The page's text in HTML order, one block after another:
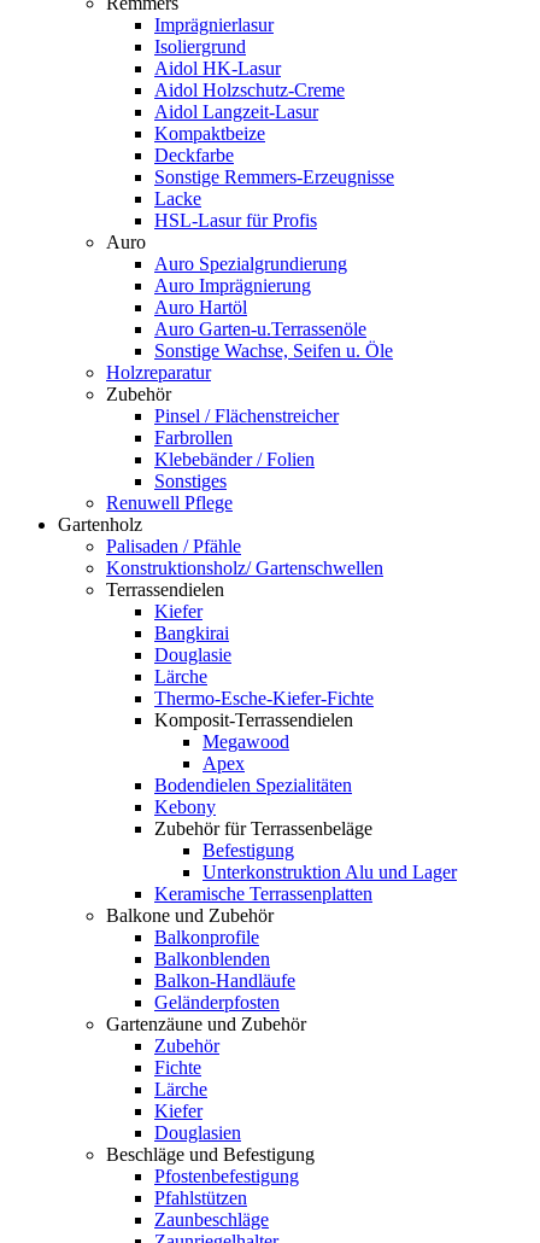
Imprägnierlasur
Isoliergrund
Aidol HK-Lasur
Aidol Holzschutz-Creme
Aidol Langzeit-Lasur
Kompaktbeize
Deckfarbe
Sonstige Remmers-Erzeugnisse
Lacke
HSL-Lasur für Profis
Auro
Auro Spezialgrundierung
Auro Imprägnierung
Auro Hartöl
Auro Garten-u.Terrassenöle
Sonstige Wachse, Seifen u. Öle
Holzreparatur
Zubehör
Pinsel / Flächenstreicher
Farbrollen
Klebebänder / Folien
Sonstiges
Renuwell Pflege
Gartenholz
Palisaden / Pfähle
Konstruktionsholz/ Gartenschwellen
Terrassendielen
Kiefer
Bangkirai
Douglasie
Lärche
Thermo-Esche-Kiefer-Fichte
Komposit-Terrassendielen
Megawood
Apex
Bodendielen Spezialitäten
Kebony
Zubehör für Terrassenbeläge
Befestigung
Unterkonstruktion Alu und Lager
Keramische Terrassenplatten
Balkone und Zubehör
Balkonprofile
Balkonblenden
Balkon-Handläufe
Geländerpfosten
Gartenzäune und Zubehör
Zubehör
Fichte
Lärche
Kiefer
Douglasien
Beschläge und Befestigung
Pfostenbefestigung
Pfahlstützen
Zaunbeschläge